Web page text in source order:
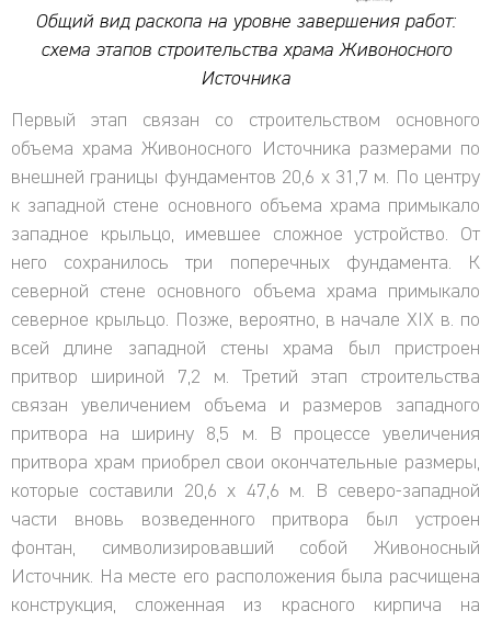
Общий вид раскопа на уровне завершения работ:
схема этапов строительства храма Живоносного
Источника
Первый этап связан со строительством основного
объема храма Живоносного Источника размерами по
внешней границы фундаментов 20,6 х 31,7 м. По центру
к западной стене основного объема храма примыкало
западное крыльцо, имевшее сложное устройство. От
него сохранилось три поперечных фундамента. К
северной стене основного объема храма примыкало
северное крыльцо. Позже, вероятно, в начале XIX в. по
всей длине западной стены храма был пристроен
притвор шириной 7,2 м. Третий этап строительства
связан увеличением объема и размеров западного
притвора на ширину 8,5 м. В процессе увеличения
притвора храм приобрел свои окончательные размеры,
которые составили 20,6 х 47,6 м. В северо-западной
части вновь возведенного притвора был устроен
фонтан, символизировавший собой Живоносный
Источник. На месте его расположения была расчищена
конструкция, сложенная из красного кирпича на